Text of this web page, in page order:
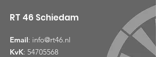
RT 46 Schiedam
Email: info@rt46.nl
KvK: 54705568